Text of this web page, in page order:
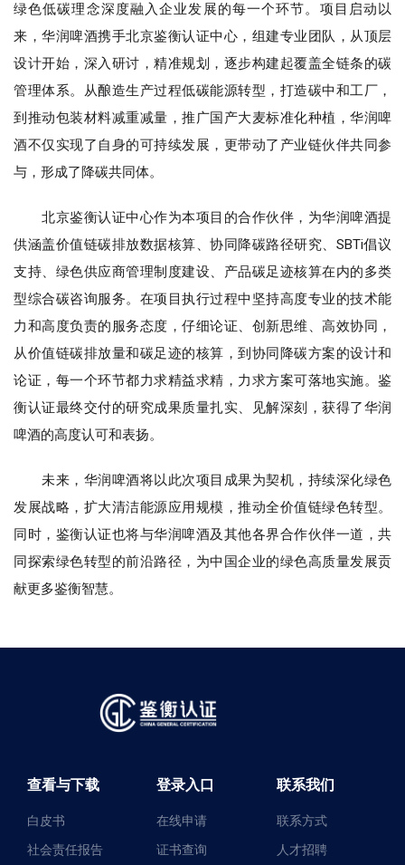
绿色低碳理念深度融入企业发展的每一个环节。项目启动以
来，华润啤酒携手北京鉴衡认证中心，组建专业团队，从顶层
设计开始，深入研讨，精准规划，逐步构建起覆盖全链条的碳
管理体系。从酿造生产过程低碳能源转型，打造碳中和工厂，
到推动包装材料减重减量，推广国产大麦标准化种植，华润啤
酒不仅实现了自身的可持续发展，更带动了产业链伙伴共同参
与，形成了降碳共同体。
北京鉴衡认证中心作为本项目的合作伙伴，为华润啤酒提
供涵盖价值链碳排放数据核算、协同降碳路径研究、SBTi倡议
支持、绿色供应商管理制度建设、产品碳足迹核算在内的多类
型综合碳咨询服务。在项目执行过程中坚持高度专业的技术能
力和高度负责的服务态度，仔细论证、创新思维、高效协同，
从价值链碳排放量和碳足迹的核算，到协同降碳方案的设计和
论证，每一个环节都力求精益求精，力求方案可落地实施。鉴
衡认证最终交付的研究成果质量扎实、见解深刻，获得了华润
啤酒的高度认可和表扬。
未来，华润啤酒将以此次项目成果为契机，持续深化绿色
发展战略，扩大清洁能源应用规模，推动全价值链绿色转型。
同时，鉴衡认证也将与华润啤酒及其他各界合作伙伴一道，共
同探索绿色转型的前沿路径，为中国企业的绿色高质量发展贡
献更多鉴衡智慧。
查看与下载
白皮书
社会责任报告
登录入口
在线申请
证书查询
联系我们
联系方式
人才招聘